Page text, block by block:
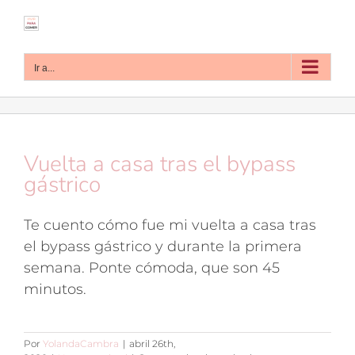
contenido
Ir a...
Vuelta a casa tras el bypass
gástrico
Te cuento cómo fue mi vuelta a casa tras
el bypass gástrico y durante la primera
semana. Ponte cómoda, que son 45
minutos.
Por YolandaCambra | abril 26th,